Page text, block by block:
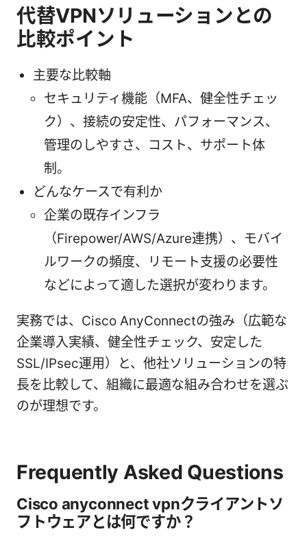
代替VPNソリューションとの
比較ポイント
主要な比較軸
セキュリティ機能（MFA、健全性チェッ
ク）、接続の安定性、パフォーマンス、
管理のしやすさ、コスト、サポート体
制。
どんなケースで有利か
企業の既存インフラ
（Firepower/AWS/Azure連携）、モバイ
ルワークの頻度、リモート支援の必要性
などによって適した選択が変わります。
実務では、Cisco AnyConnectの強み（広範な
企業導入実績、健全性チェック、安定した
SSL/IPsec運用）と、他社ソリューションの特
長を比較して、組織に最適な組み合わせを選ぶ
のが理想です。
Frequently Asked Questions
Cisco anyconnect vpnクライアントソ
フトウェアとは何ですか？